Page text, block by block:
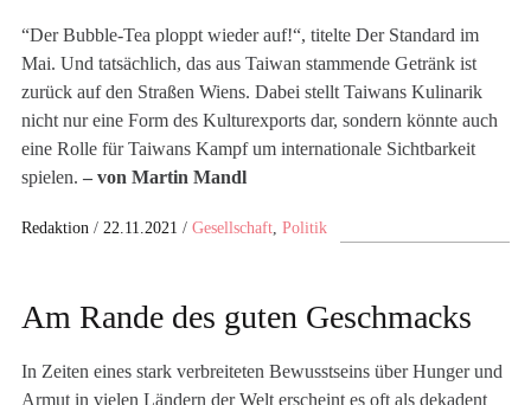
“Der Bubble-Tea ploppt wieder auf!“, titelte Der Standard im
Mai. Und tatsächlich, das aus Taiwan stammende Getränk ist
zurück auf den Straßen Wiens. Dabei stellt Taiwans Kulinarik
nicht nur eine Form des Kulturexports dar, sondern könnte auch
eine Rolle für Taiwans Kampf um internationale Sichtbarkeit
spielen. – von Martin Mandl
Redaktion 22.11.2021 Gesellschaft, Politik
Am Rande des guten Geschmacks
In Zeiten eines stark verbreiteten Bewusstseins über Hunger und
Armut in vielen Ländern der Welt erscheint es oft als dekadent